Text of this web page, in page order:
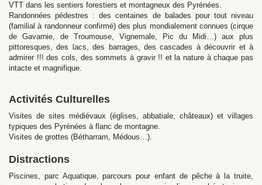
VTT dans les sentiers forestiers et montagneux des Pyrénées.
Randonnées pédestres : des centaines de balades pour tout niveau
(familial à randonneur confirmé) des plus mondialement connues (cirque
de Gavarnie, de Troumouse, Vignemale, Pic du Midi…) aux plus
pittoresques, des lacs, des barrages, des cascades à découvrir et à
admirer !!! des cols, des sommets à gravir !! et la nature à chaque pas
intacte et magnifique.
Activités Culturelles
Visites de sites médiévaux (églises, abbatiale, châteaux) et villages
typiques des Pyrénées à flanc de montagne.
Visites de grottes (Bétharram, Médous…).
Distractions
Piscines, parc Aquatique, parcours pour enfant de pêche à la truite,